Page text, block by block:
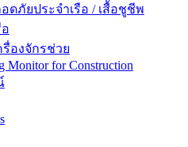
ภัยประจำเรือ / เสื้อชูชีพ
รื่องจักรช่วย
Monitor for Construction